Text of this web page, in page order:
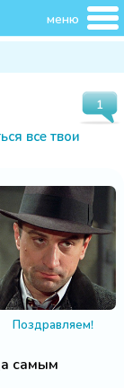
меню
1
все твои
Поздравляем!
самым